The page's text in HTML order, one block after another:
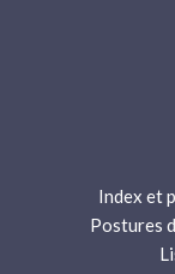
Index et
Postures